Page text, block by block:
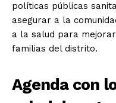
políticas públicas
asegurar a la
a la salud para
familias del distrito.
Agenda con